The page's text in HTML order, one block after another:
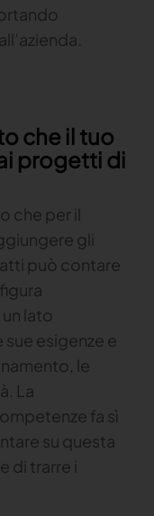
che il tuo
progetti di
che per il
gli
può contare
lato
sue esigenze e
le
La
fa sì
su questa
di trarre i